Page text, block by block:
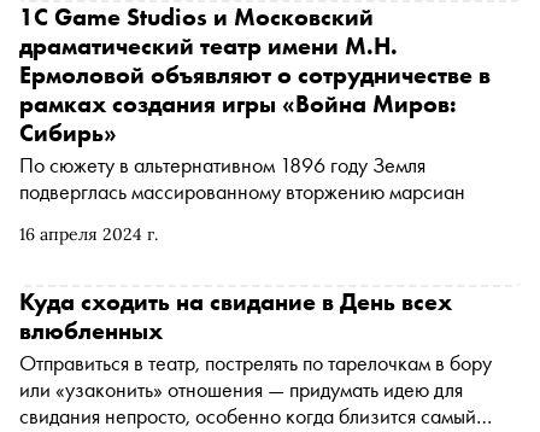
16 апреля 2024 г.
1C Game Studios и Московский
драматический театр имени М.Н.
Ермоловой объявляют о сотрудничестве в
рамках создания игры «Война Миров:
Сибирь»
По сюжету в альтернативном 1896 году Земля
подверглась массированному вторжению марсиан
Куда сходить на свидание в День всех
влюбленных
Отправиться в театр, пострелять по тарелочкам в бору
или «узаконить» отношения — придумать идею для
свидания непросто, особенно когда близится самый